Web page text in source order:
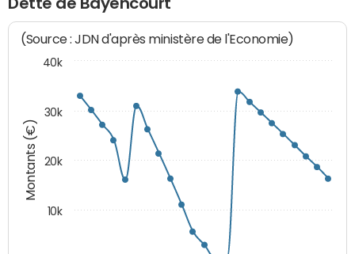
Dette de Bayencourt
Montants (€)
(Source : JDN d'après ministère de l'Economie)
10k
20k
30k
40k